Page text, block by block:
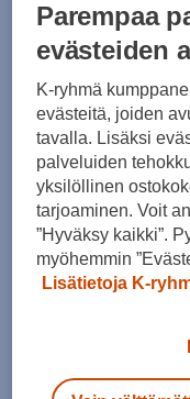
Kokotaulukko
Parempaa
evästeiden
K-ryhmä
evästeitä, joiden
tavalla. Lisäksi
palveluiden
yksilöllinen
tarjoaminen. Voit
”Hyväksy kaikki”.
myöhemmin
Lisätietoja K-